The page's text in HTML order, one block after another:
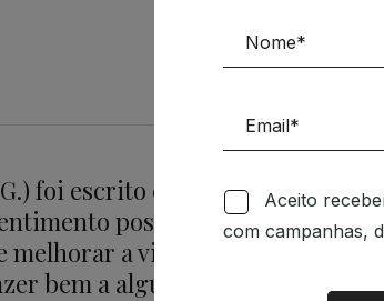
foi escrito com a intenção de
positivo a quem o ler.
a vida das pessoas.
bem a alguém.
Aceito
com campanhas,